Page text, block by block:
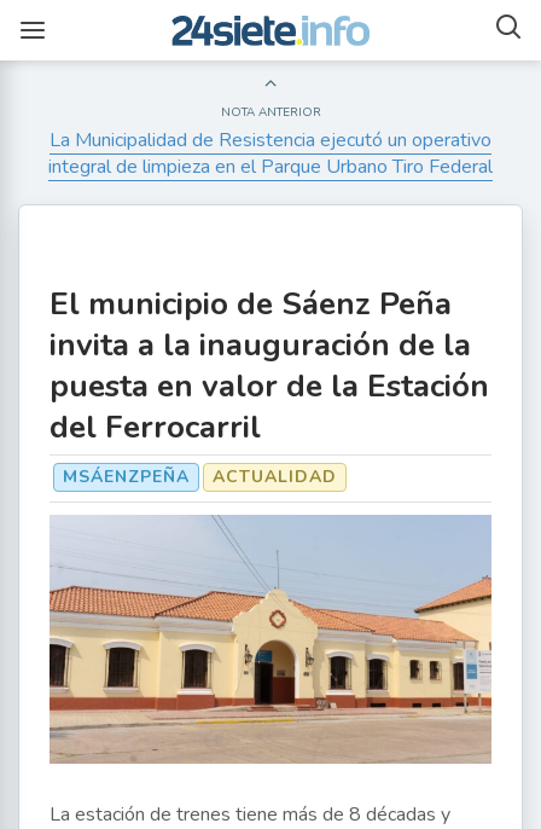
NOTA ANTERIOR
La Municipalidad de Resistencia ejecutó un operativo
integral de limpieza en el Parque Urbano Tiro Federal
El municipio de Sáenz Peña
invita a la inauguración de la
puesta en valor de la Estación
del Ferrocarril
MSÁENZPEÑA ACTUALIDAD
La estación de trenes tiene más de 8 décadas y